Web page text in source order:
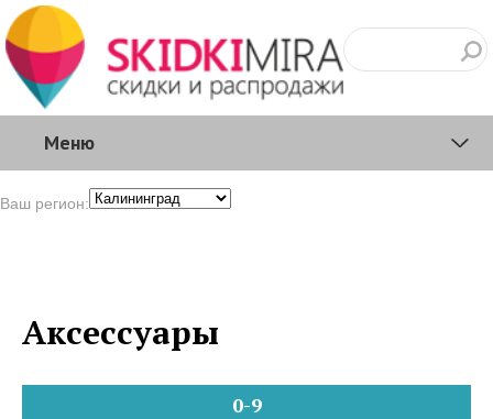
Меню
Ваш регион:
Аксессуары
0-9